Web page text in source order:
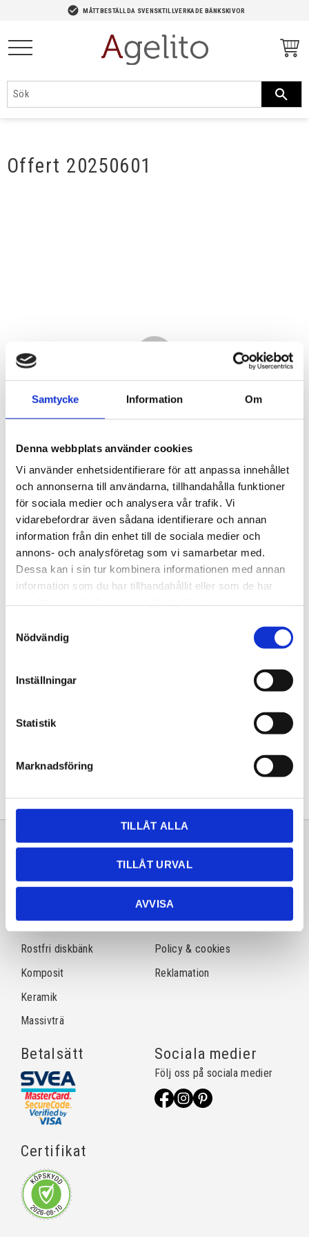
Samtycke Information Om
Denna webbplats använder cookies
Vi använder enhetsidentifierare för att anpassa innehållet
och annonserna till användarna, tillhandahålla funktioner
för sociala medier och analysera vår trafik. Vi
vidarebefordrar även sådana identifierare och annan
information från din enhet till de sociala medier och
annons- och analysföretag som vi samarbetar med.
Dessa kan i sin tur kombinera informationen med annan
information som du har tillhandahållit eller som de har
Nödvändig
Inställningar
Statistik
Marknadsföring
TILLÅT ALLA
TILLÅT URVAL
AVVISA
check_circle MÅTTBESTÄLLDA SVENSKTILLVERKADE BÄNKSKIVOR
Offert 20250601
4 400,00KR
Antal
Lagervara
Artikelnr
20250601
Sortiment
Natursten
Rostfri diskbänk
Komposit
Keramik
Massivträ
Information
Frågor & svar
Köpvillkor
Policy & cookies
Reklamation
Betalsätt
Certifikat
Sociala medier
Följ oss på sociala medier